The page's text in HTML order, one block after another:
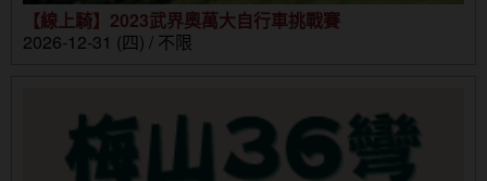
【線上騎】2023武界奧萬大自行車挑戰賽
2026-12-31 (四) / 不限